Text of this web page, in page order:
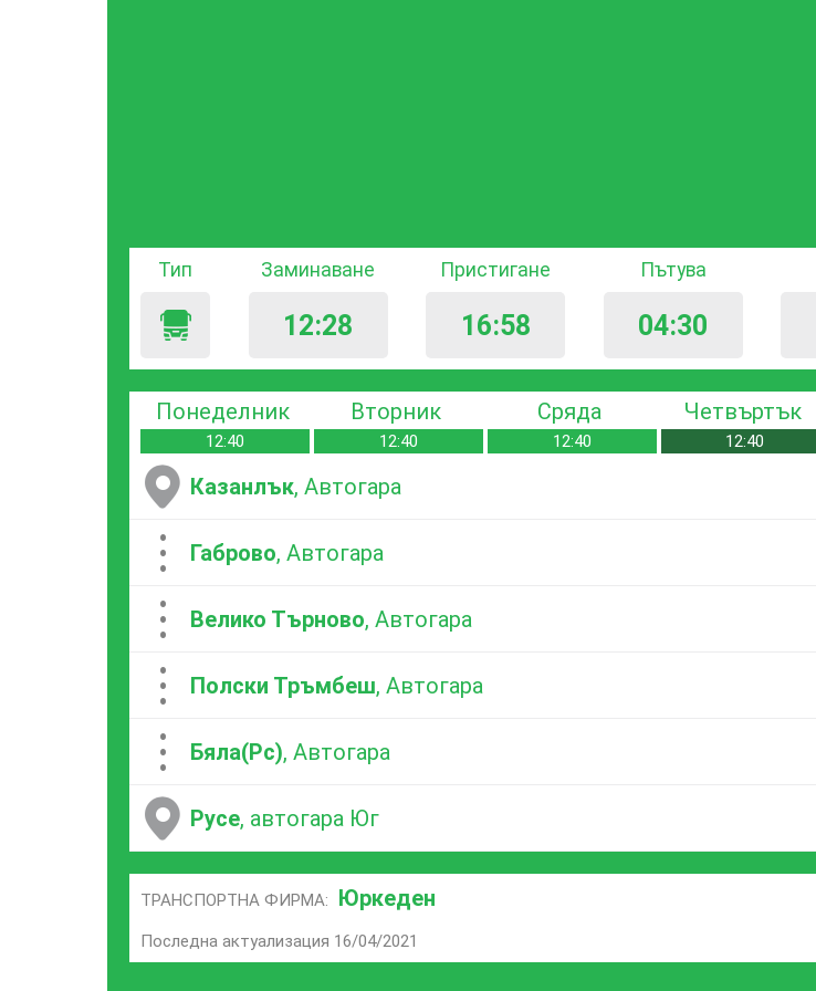
Тип Заминаване
12:28
Пристигане
16:58
Пътува
04:30
Понеделник
12:40
Вторник
12:40
Сряда
12:40
Четвъртък
12:40
Казанлък, Автогара
...Габрово, Автогара
...Велико Търново, Автогара
...Полски Тръмбеш, Автогара
...Бяла(Рс), Автогара
Русе, автогара Юг
ТРАНСПОРТНА ФИРМА: Юркеден
Последна актуализация 16/04/2021